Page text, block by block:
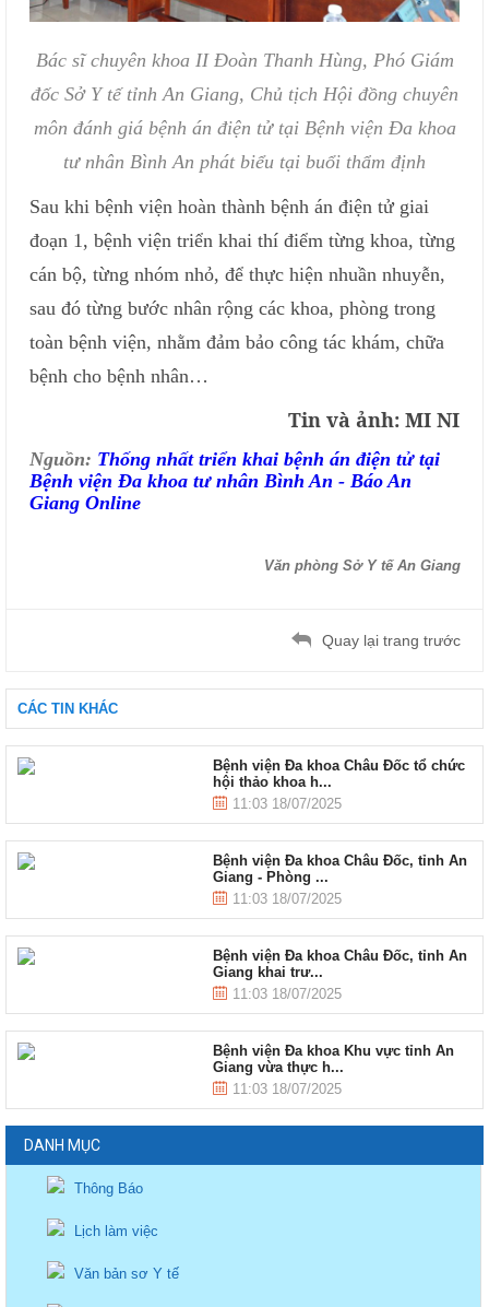
Bác sĩ chuyên khoa II Đoàn Thanh Hùng, Phó Giám
đốc Sở Y tế tỉnh An Giang, Chủ tịch Hội đồng chuyên
môn đánh giá bệnh án điện tử tại Bệnh viện Đa khoa
tư nhân Bình An phát biểu tại buổi thẩm định
Sau khi bệnh viện hoàn thành bệnh án điện tử giai
đoạn 1, bệnh viện triển khai thí điểm từng khoa, từng
cán bộ, từng nhóm nhỏ, để thực hiện nhuần nhuyễn,
sau đó từng bước nhân rộng các khoa, phòng trong
toàn bệnh viện, nhằm đảm bảo công tác khám, chữa
bệnh cho bệnh nhân…
Tin và ảnh: MI NI
Nguồn: Thống nhất triển khai bệnh án điện tử tại
Bệnh viện Đa khoa tư nhân Bình An - Báo An
Giang Online
Văn phòng Sở Y tế An Giang
Quay lại trang trước
CÁC TIN KHÁC
Bệnh viện Đa khoa Châu Đốc tổ chức
hội thảo khoa h...
11:03 18/07/2025
Bệnh viện Đa khoa Châu Đốc, tỉnh An
Giang - Phòng ...
11:03 18/07/2025
Bệnh viện Đa khoa Châu Đốc, tỉnh An
Giang khai trư...
11:03 18/07/2025
Bệnh viện Đa khoa Khu vực tỉnh An
Giang vừa thực h...
11:03 18/07/2025
DANH MỤC
Thông Báo
Lịch làm việc
Văn bản sơ Y tế